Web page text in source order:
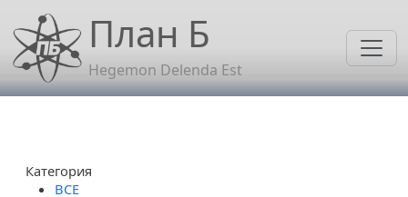
Перейти к основному содержанию
План Б
Hegemon Delenda Est
Категория